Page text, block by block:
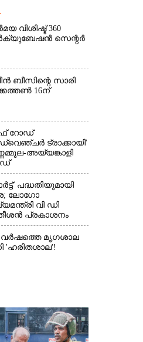
വിശിഷ്ട് 360
സെന്റർ
ബീസിന്റെ സാരി
16ന്
റോഡ്
ട്രാക്കായി'
അയ്യങ്കാളി
പദ്ധതിയുമായി
ലോഗോ
വി ഡി
പ്രകാശനം
വർഷത്തെ മൃഗശാല
'ഹരിതശാല'!